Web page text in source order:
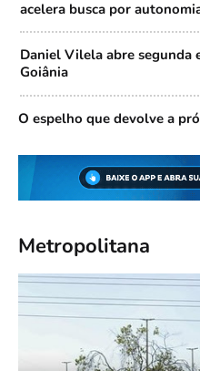
acelera busca por
Daniel Vilela abre segunda
Goiânia
O espelho que devolve a
Metropolitana